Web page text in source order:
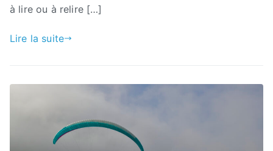
à lire ou à relire […]
Lire la suite